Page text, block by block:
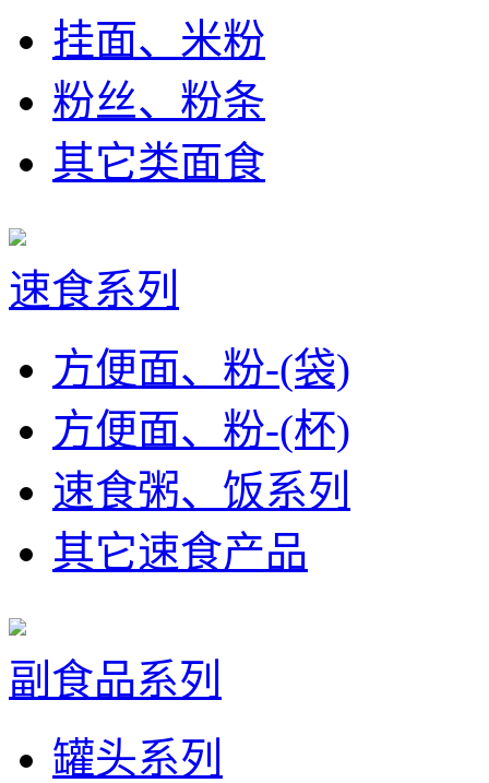
挂面、米粉
粉丝、粉条
其它类面食
速食系列
方便面、粉-(袋)
方便面、粉-(杯)
速食粥、饭系列
其它速食产品
副食品系列
罐头系列